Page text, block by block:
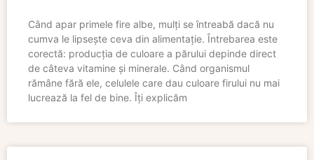
Când apar primele fire albe, mulți se întreabă dacă nu
cumva le lipsește ceva din alimentație. Întrebarea este
corectă: producția de culoare a părului depinde direct
de câteva vitamine și minerale. Când organismul
rămâne fără ele, celulele care dau culoare firului nu mai
lucrează la fel de bine. Îți explicăm